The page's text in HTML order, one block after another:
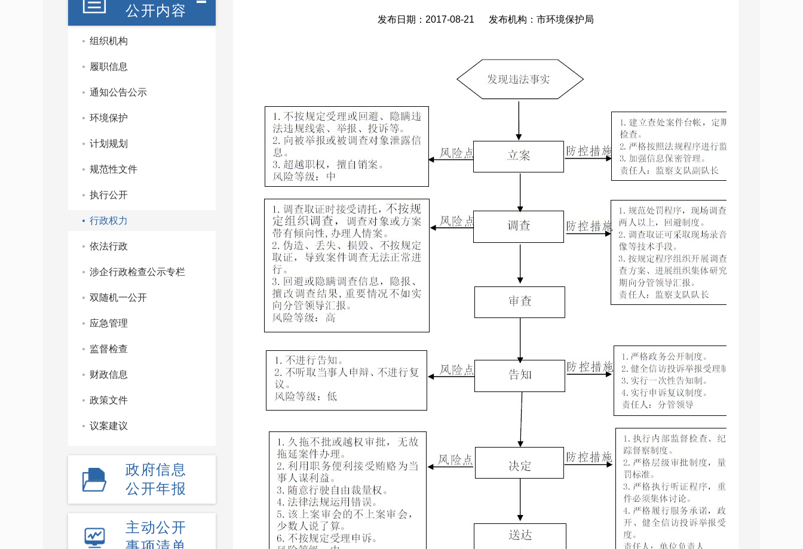
公开内容
组织机构
履职信息
通知公告公示
环境保护
计划规划
规范性文件
执行公开
行政权力
依法行政
涉企行政检查公示专栏
双随机一公开
应急管理
监督检查
财政信息
政策文件
议案建议
政府信息
公开年报
主动公开
发布日期：2017-08-21 发布机构：市环境保护局